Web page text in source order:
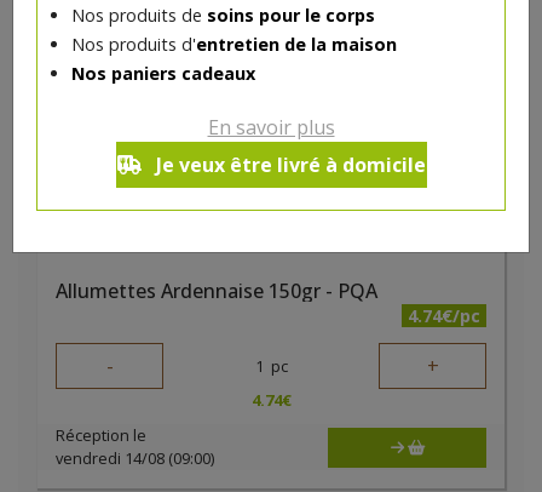
Nos produits de soins pour le corps
Nos produits d'entretien de la maison
Nos paniers cadeaux
En savoir plus
Je veux être livré à domicile
Allumettes Ardennaise 150gr - PQA
4.74€/pc
- 1 pc +
4.74€
Réception le
vendredi 14/08 (09:00)